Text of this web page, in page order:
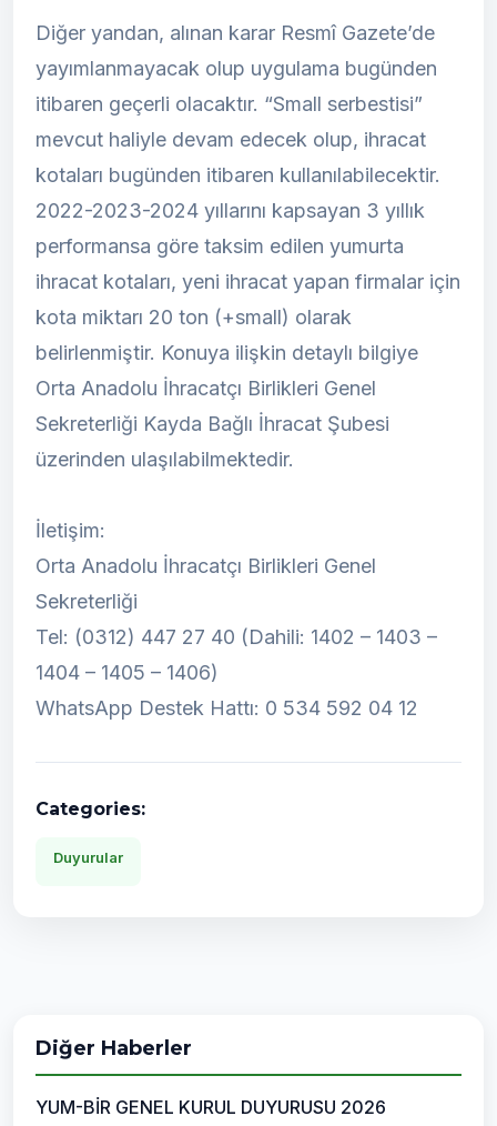
Diğer yandan, alınan karar Resmî Gazete’de
yayımlanmayacak olup uygulama bugünden
itibaren geçerli olacaktır. “Small serbestisi”
mevcut haliyle devam edecek olup, ihracat
kotaları bugünden itibaren kullanılabilecektir.
2022-2023-2024 yıllarını kapsayan 3 yıllık
performansa göre taksim edilen yumurta
ihracat kotaları, yeni ihracat yapan firmalar için
kota miktarı 20 ton (+small) olarak
belirlenmiştir. Konuya ilişkin detaylı bilgiye
Orta Anadolu İhracatçı Birlikleri Genel
Sekreterliği Kayda Bağlı İhracat Şubesi
üzerinden ulaşılabilmektedir.
İletişim:
Orta Anadolu İhracatçı Birlikleri Genel
Sekreterliği
Tel: (0312) 447 27 40 (Dahili: 1402 – 1403 –
1404 – 1405 – 1406)
WhatsApp Destek Hattı: 0 534 592 04 12
Categories:
Duyurular
Diğer Haberler
YUM-BİR GENEL KURUL DUYURUSU 2026